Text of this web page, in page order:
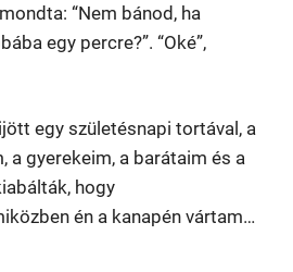
“Nem bánod, ha
egy percre?”. “Oké”,
egy születésnapi tortával, a
a gyerekeim, a barátaim és a
hogy
én a kanapén vártam…